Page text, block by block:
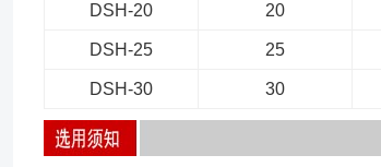
DSH-20 20
DSH-25 25
DSH-30 30